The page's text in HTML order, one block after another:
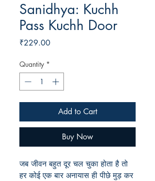
Sanidhya: Kuchh
Pass Kuchh Door
₹229.00Price
Quantity *
Add to Cart
Buy Now
जब जीवन बहुत दूर चल चुका होता है तो
हर कोई एक बार अनायास ही पीछे मुड़ कर